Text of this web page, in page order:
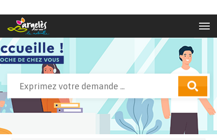
Formulaire de recherche